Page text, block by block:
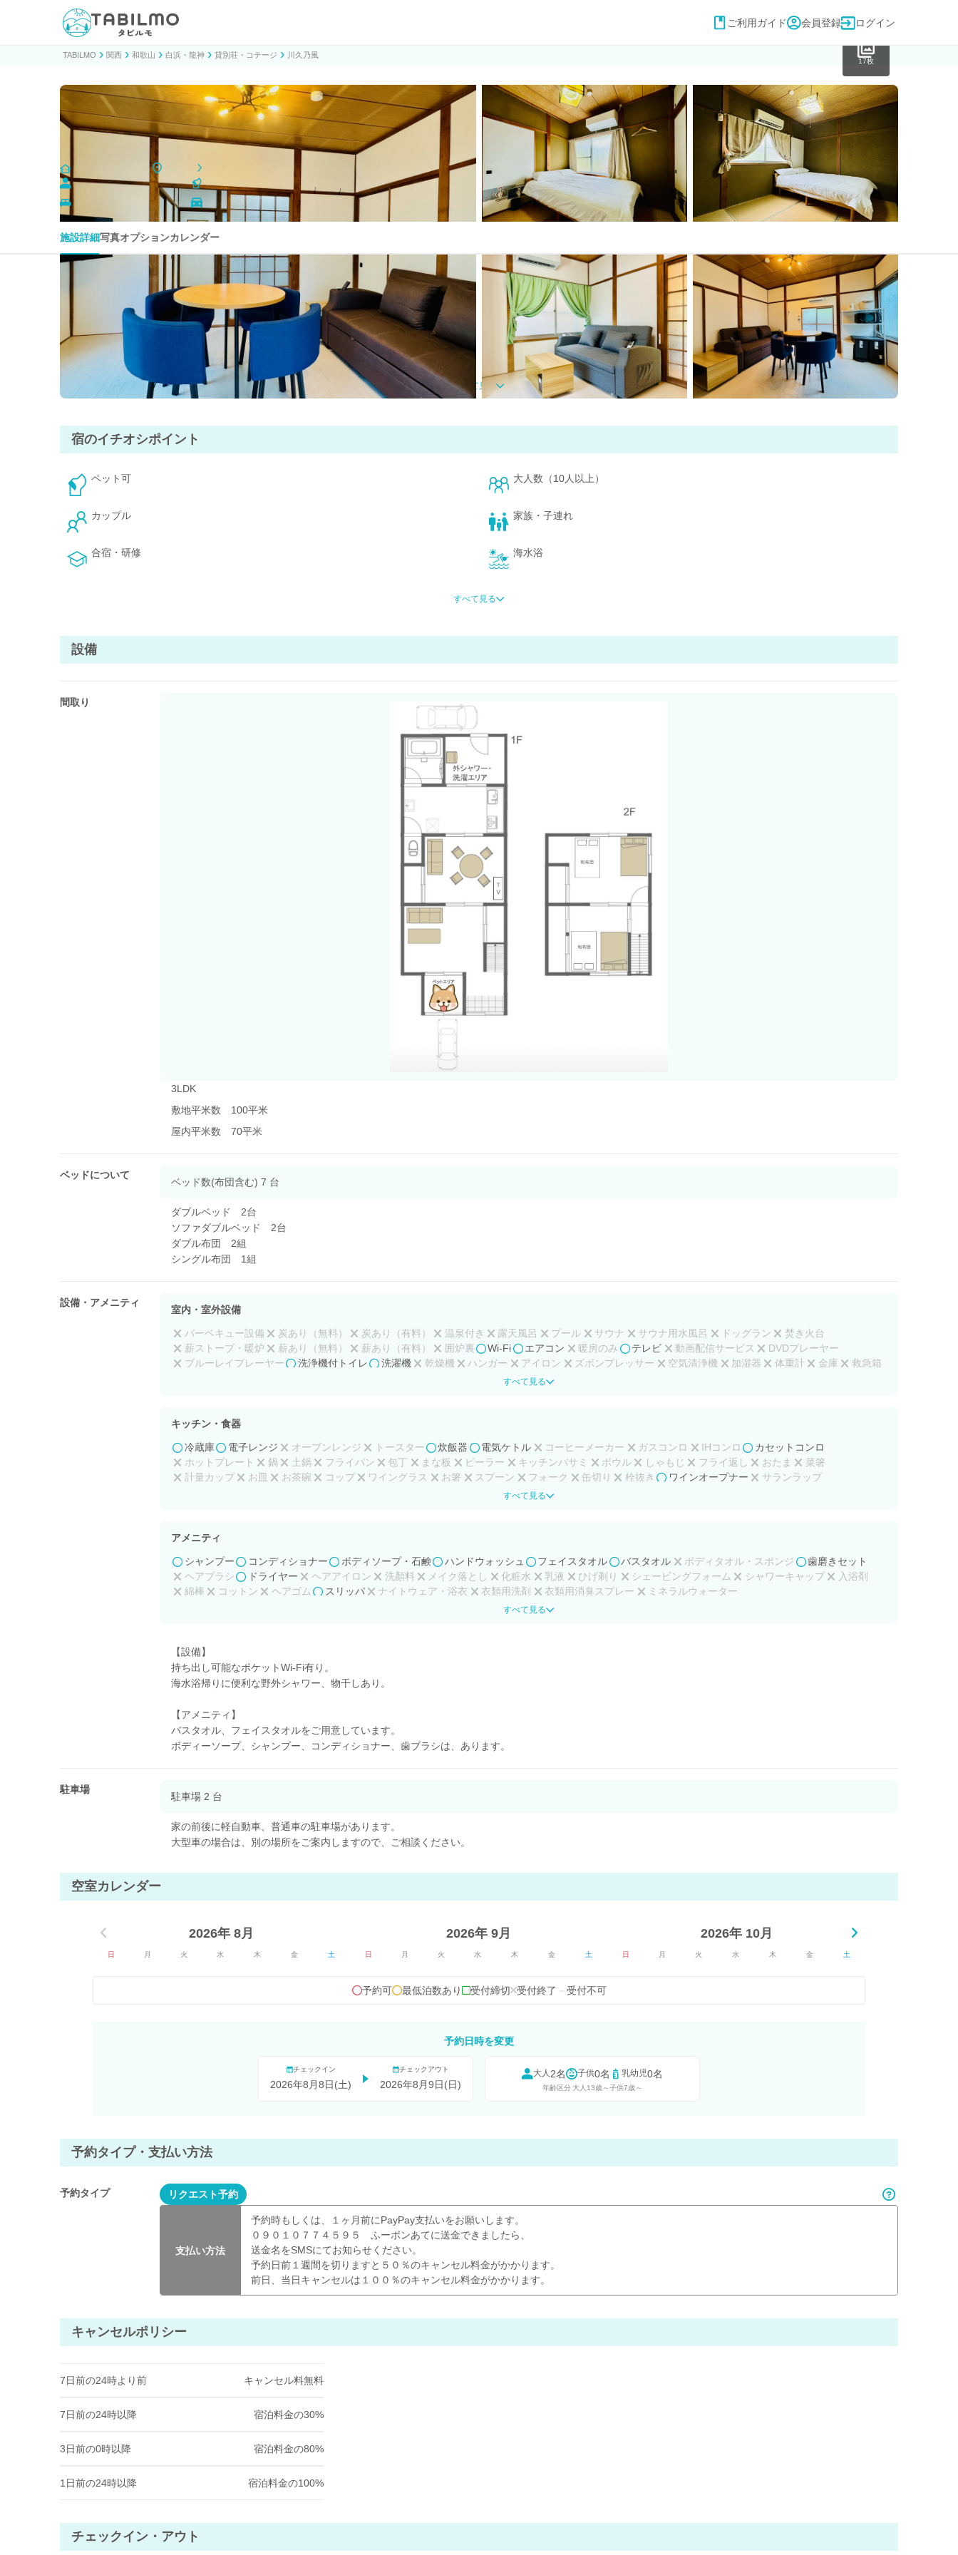
貸別荘コテージ・一棟貸し宿泊予約サイトTABILMO(タビルモ)
ご利用ガイド 会員登録 ログイン
TABILMO 関西 和歌山 白浜・龍神 貸別荘・コテージ 川久乃風
17枚
川久乃風
貸別荘・コテージ
定員 1〜13名
ペット可
ベッド数(布団含む)7台
駐車場2台
¥ 30,000〜
日付を選択する
施設詳細写真オプションカレンダー
２階建て１軒家の完全貸切別荘です。
自炊設備、エアコン完備していますので、大家族、グループでの旅行
長期滞在にも適しています。
ランドマークである川久ホテルの近くに位置し、
江津良海水浴場まで徒歩８分。
白良浜までは、車で４分。
近くにスーパー、個性的な飲食店、日帰り温泉が多数あります。
すべて見る
宿のイチオシポイント
ペット可 大人数（10人以上）
カップル 家族・子連れ
合宿・研修 海水浴
素泊まり
深夜着OK
テレワーク
すべて見る
設備
間取り
3LDK
敷地平米数 100平米
屋内平米数 70平米
ベッドについて
ベッド数(布団含む) 7 台
ダブルベッド 2台
ソファダブルベッド 2台
ダブル布団 2組
シングル布団 1組
設備・アメニティ
室内・室外設備
バーベキュー設備 炭あり（無料） 炭あり（有料） 温泉付き 露天風呂 プール サウナ サウナ用水風呂 ドッグラン
焚き火台
薪ストーブ・暖炉
薪あり（無料） 薪あり（有料） 囲炉裏 Wi-Fi エアコン 暖房のみ テレビ 動画配信サービス
DVDプレーヤー
ブルーレイプレーヤー
洗浄機付トイレ 洗濯機 乾燥機 ハンガー アイロン ズボンプレッサー 空気清浄機 加湿器 体重計 金庫
救急箱
卓球台 ゲーム
すべて見る
キッチン・食器
冷蔵庫 電子レンジ オーブンレンジ トースター 炊飯器 電気ケトル コーヒーメーカー ガスコンロ IHコンロ
カセットコンロ
ホットプレート
鍋 土鍋 フライパン 包丁 まな板 ピーラー キッチンバサミ ボウル しゃもじ フライ返し おたま
菜箸
計量カップ
お皿 お茶碗 コップ ワイングラス お箸 スプーン フォーク 缶切り 栓抜き ワインオープナー
サランラップ
すべて見る
アメニティ
シャンプー コンディショナー ボディソープ・石鹸 ハンドウォッシュ フェイスタオル バスタオル ボディタオル・スポンジ
歯磨きセット
ヘアブラシ
ドライヤー ヘアアイロン 洗顏料 メイク落とし 化粧水 乳液 ひげ剃り シェービングフォーム シャワーキャップ
入浴剤
綿棒
コットン ヘアゴム スリッパ ナイトウェア・浴衣 衣類用洗剤 衣類用消臭スプレー ミネラルウォーター
すべて見る
【設備】
持ち出し可能なポケットWi-Fi有り。
海水浴帰りに便利な野外シャワー、物干しあり。
【アメニティ】
バスタオル、フェイスタオルをご用意しています。
ボディーソープ、シャンプー、コンディショナー、歯ブラシは、あります。
駐車場
駐車場 2 台
家の前後に軽自動車、普通車の駐車場があります。
大型車の場合は、別の場所をご案内しますので、ご相談ください。
空室カレンダー
2026年 8月 2026年 9月 2026年 10月
日 月 火 水 木 金 土 日 月 火 水 木 金 土 日 月 火 水 木 金 土
予約可 最低泊数あり 受付締切 受付終了 － 受付不可
予約日時を変更
チェックイン
2026年8月8日(土)
チェックアウト
2026年8月9日(日)
大人 2名 子供0名 乳幼児0名
年齢区分 大人13歳～子供7歳～
予約タイプ・支払い方法
予約タイプ リクエスト予約
支払い方法
予約時もしくは、１ヶ月前にPayPay支払いをお願いします。
０９０１０７７４５９５ ふーポンあてに送金できましたら、
送金名をSMSにてお知らせください。
予約日前１週間を切りますと５０％のキャンセル料金がかかります。
前日、当日キャンセルは１００％のキャンセル料金がかかります。
キャンセルポリシー
7日前の24時より前 キャンセル料無料
7日前の24時以降 宿泊料金の30%
3日前の0時以降 宿泊料金の80%
1日前の24時以降 宿泊料金の100%
チェックイン・アウト